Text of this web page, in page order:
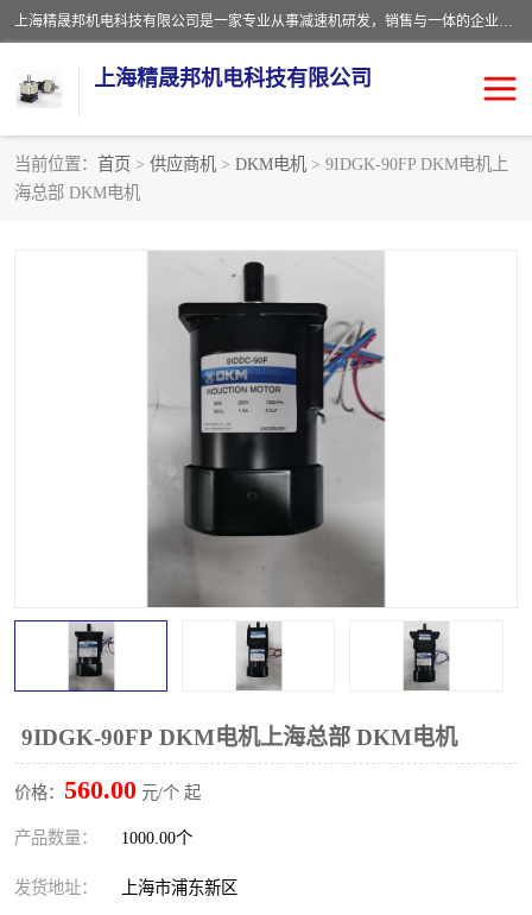
上海精晟邦机电科技有限公司是一家专业从事减速机研发，销售与一体的企业。公司拥有资深技术人员和技术团队服务人才，致力于为广大客户提供专业，细致的产品服务。主营产品有：中型减速电机，微型调速电机，精密行星减速机，蜗轮蜗杆减速机，RFKS四大系列减速机，SKM双曲面齿轮减速机，齿轮减速电机，行星减速机，防爆电机，变频器等系列；产品广泛用于汽车，船舶，能源，环保，包装，物流等领域，欢迎咨询。
上海精晟邦机电科技有限公司
当前位置： 首页 > 供应商机 > DKM电机 > 9IDGK-90FP DKM电机上
海总部 DKM电机
9IDGK-90FP DKM电机上海总部 DKM电机
价格： 560.00 元/个 起
产品数量： 1000.00个
发货地址： 上海市浦东新区
减速电机
精晟邦四大系列
精晟邦微型齿轮减速电机
晟邦电机